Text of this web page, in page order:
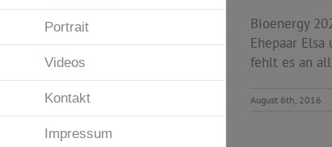
Portrait
Videos
Kontakt
Impressum
Bioenergy
Ehepaar
fehlt es an
August 6th, 2016